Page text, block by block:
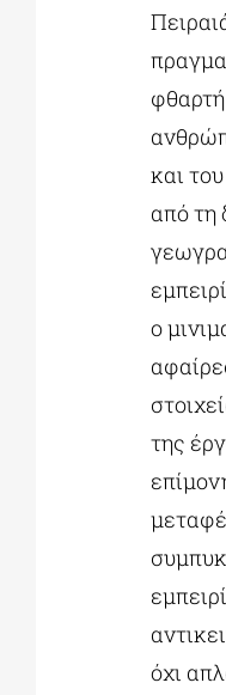
και
από τη
ο
της
όχι